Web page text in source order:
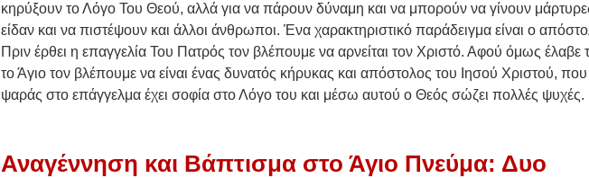
κηρύξουν το Λόγο Του Θεού, αλλά για να πάρουν δύναμη και να μπορούν να γίνουν
είδαν και να πιστέψουν και άλλοι άνθρωποι. Ένα χαρακτηριστικό παράδειγμα είναι ο
Πριν έρθει η επαγγελία Του Πατρός τον βλέπουμε να αρνείται τον Χριστό. Αφού όμως έλαβε
το Άγιο τον βλέπουμε να είναι ένας δυνατός κήρυκας και απόστολος του Ιησού Χριστού, που
ψαράς στο επάγγελμα έχει σοφία στο Λόγο του και μέσω αυτού ο Θεός σώζει πολλές ψυχές.
Αναγέννηση και Βάπτισμα στο Άγιο Πνεύμα: Δυο